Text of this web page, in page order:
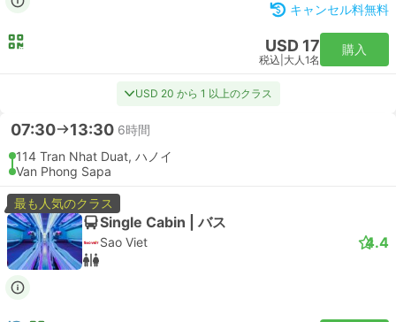
キャンセル料無料
USD 17
税込 大人1名
購入
USD 20 から 1 以上のクラス
07:30 13:30 6時間
114 Tran Nhat Duat, ハノイ
Van Phong Sapa
最も人気のクラス
Single Cabin | バス
Sao Viet 4.4